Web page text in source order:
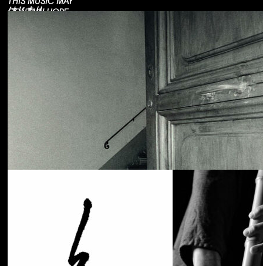
CONTAIN HOPE.
はじまり